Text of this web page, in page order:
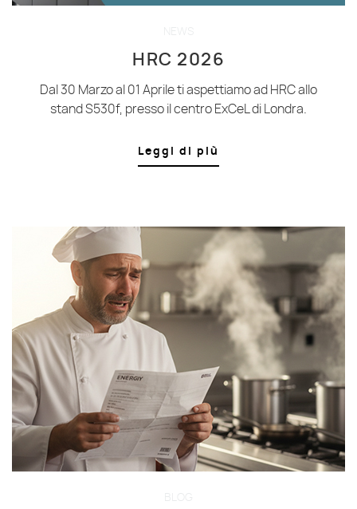
HRC 2026
Dal 30 Marzo al 01 Aprile ti aspettiamo ad HRC allo
stand S530f, presso il centro ExCeL di Londra.
Leggi di più